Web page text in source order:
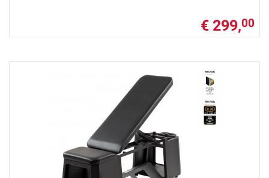
€ 299,00